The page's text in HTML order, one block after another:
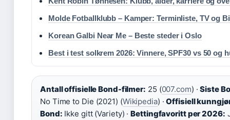
Molde Fotballklubb – Kamper: Terminliste, TV og
Korean Galbi Near Me – Beste steder i Oslo
Best i test solkrem 2026: Vinnere, SPF30 vs 50 og
Antall offisielle Bond-filmer: 25 (007.com) ·Siste
No Time to Die (2021) (Wikipedia) ·Offisiell
Bond: Ikke gitt (Variety) ·Bettingfavoritt per 2026: